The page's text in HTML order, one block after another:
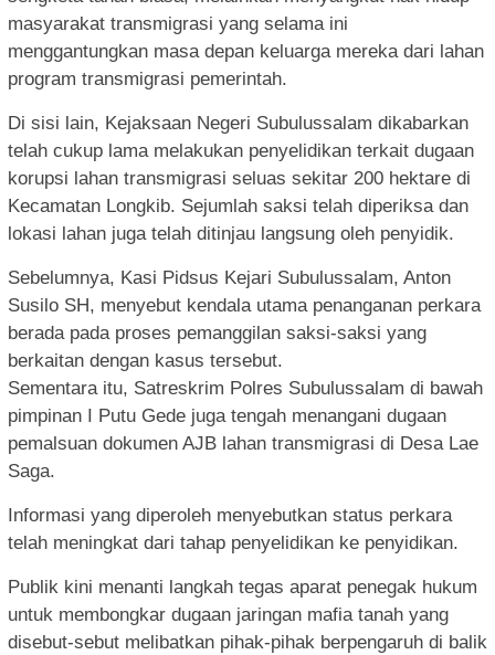
masyarakat transmigrasi yang selama ini
menggantungkan masa depan keluarga mereka dari lahan
program transmigrasi pemerintah.
Di sisi lain, Kejaksaan Negeri Subulussalam dikabarkan
telah cukup lama melakukan penyelidikan terkait dugaan
korupsi lahan transmigrasi seluas sekitar 200 hektare di
Kecamatan Longkib. Sejumlah saksi telah diperiksa dan
lokasi lahan juga telah ditinjau langsung oleh penyidik.
Sebelumnya, Kasi Pidsus Kejari Subulussalam, Anton
Susilo SH, menyebut kendala utama penanganan perkara
berada pada proses pemanggilan saksi-saksi yang
berkaitan dengan kasus tersebut.
Sementara itu, Satreskrim Polres Subulussalam di bawah
pimpinan I Putu Gede juga tengah menangani dugaan
pemalsuan dokumen AJB lahan transmigrasi di Desa Lae
Saga.
Informasi yang diperoleh menyebutkan status perkara
telah meningkat dari tahap penyelidikan ke penyidikan.
Publik kini menanti langkah tegas aparat penegak hukum
untuk membongkar dugaan jaringan mafia tanah yang
disebut-sebut melibatkan pihak-pihak berpengaruh di balik